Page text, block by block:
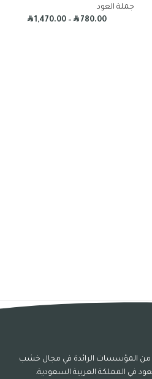
جملة العود
R780.00
–
R1,470.00
من المؤسسات الرائدة في مجال خشب
في المملكة العربية السعودية.